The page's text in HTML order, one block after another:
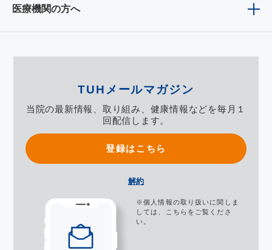
医療機関の方へ
TUHメールマガジン
当院の最新情報、取り組み、健康情報などを毎月１
回配信します。
登録はこちら
解約
※個人情報の取り扱いに関しま
しては、
こちら をご覧くださ
い。